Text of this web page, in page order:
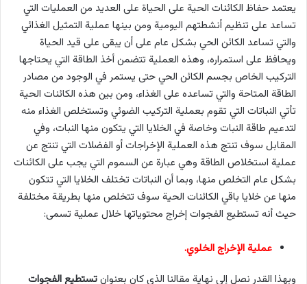
يعتمد حفاظ الكائنات الحية على الحياة على العديد من العمليات التي
تساعد على تنظيم أنشطتهم اليومية ومن بينها عملية التمثيل الغذائي
والتي تساعد الكائن الحي بشكل عام على أن يبقى على قيد الحياة
ويحافظ على استمراره، وهذه العملية تتضمن أخذ الطاقة التي يحتاجها
التركيب الخاص بجسم الكائن الحي حتى يستمر في الوجود من مصادر
الطاقة المتاحة والتي تساعده على الغذاء، ومن بين هذه الكائنات الحية
تأتي النباتات التي تقوم بعملية التركيب الضوئي وتستخلص الغذاء منه
لتدعيم طاقة النبات وخاصة في الخلايا التي يتكون منها النبات، وفي
المقابل سوف تنتج هذه العملية الإخراجات أو الفضلات التي تنتج عن
عملية استخلاص الطاقة وهي عبارة عن السموم التي يجب على الكائنات
بشكل عام التخلص منها، وبما أن النباتات تختلف الخلايا التي تتكون
منها عن خلايا باقي الكائنات الحية سوف تتخلص منها بطريقة مختلفة
حيث أنه تستطيع الفجوات إخراج محتوياتها خلال عملية تسمى:
عملية الإخراج الخلوي.
وبهذا القدر نصل إلى نهاية مقالنا الذي كان بعنوانتستطيع الفجوات